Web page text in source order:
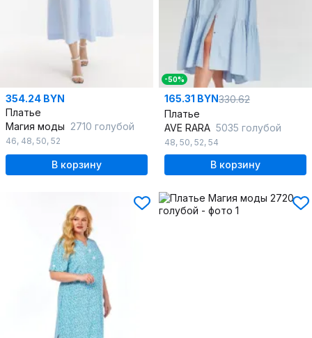
354.24 BYN
Платье
Магия моды 2710 голубой
46, 48, 50, 52
В корзину
-50%
165.31 BYN330.62
Платье
AVE RARA 5035 голубой
48, 50, 52, 54
В корзину